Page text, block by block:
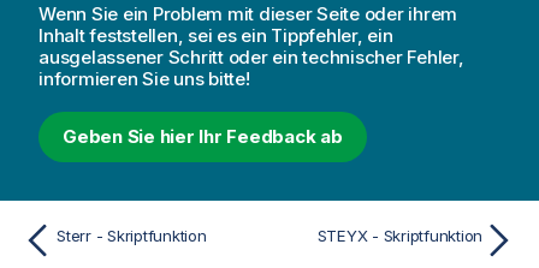
Wenn Sie ein Problem mit dieser Seite oder ihrem
Inhalt feststellen, sei es ein Tippfehler, ein
ausgelassener Schritt oder ein technischer Fehler,
informieren Sie uns bitte!
Geben Sie hier Ihr Feedback ab
Sterr - Skriptfunktion STEYX - Skriptfunktion